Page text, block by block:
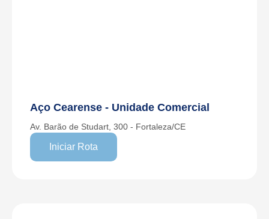
Aço Cearense - Unidade Comercial
Av. Barão de Studart, 300 - Fortaleza/CE
Iniciar Rota